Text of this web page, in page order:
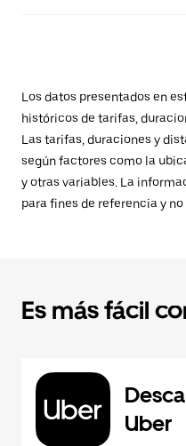
Los datos presentados en
históricos de tarifas,
Las tarifas, duraciones y
según factores como la
y otras variables. La
para fines de referencia y
Es más fácil
Uber